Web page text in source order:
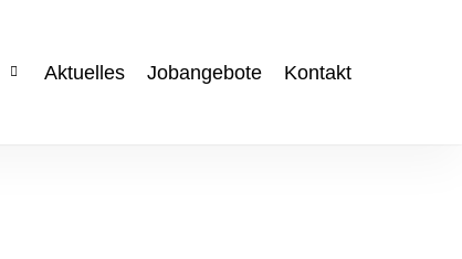
Aktuelles Jobangebote Kontakt